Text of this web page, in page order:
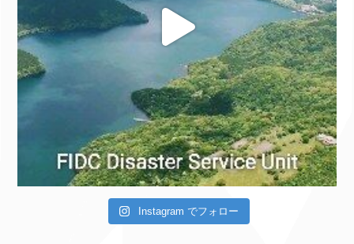
Instagram でフォロー